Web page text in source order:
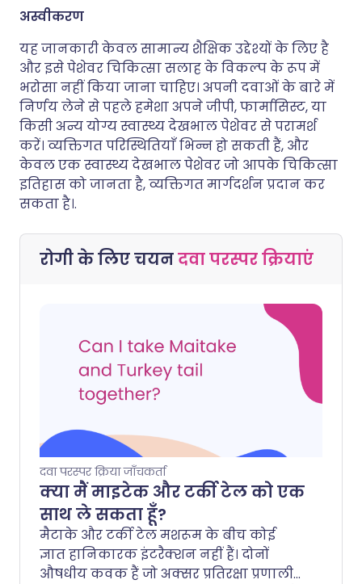
अस्वीकरण
यह जानकारी केवल सामान्य शैक्षिक उद्देश्यों के लिए है
और इसे पेशेवर चिकित्सा सलाह के विकल्प के रूप में
भरोसा नहीं किया जाना चाहिए। अपनी दवाओं के बारे में
निर्णय लेने से पहले हमेशा अपने जीपी, फार्मासिस्ट, या
किसी अन्य योग्य स्वास्थ्य देखभाल पेशेवर से परामर्श
करें। व्यक्तिगत परिस्थितियाँ भिन्न हो सकती हैं, और
केवल एक स्वास्थ्य देखभाल पेशेवर जो आपके चिकित्सा
इतिहास को जानता है, व्यक्तिगत मार्गदर्शन प्रदान कर
सकता है।.
रोगी के लिए चयनदवा परस्पर क्रियाएं
दवा परस्पर क्रिया जाँचकर्ता
क्या मैं माइटेक और टर्की टेल को एक
साथ ले सकता हूँ?
मैटाके और टर्की टेल मशरूम के बीच कोई
ज्ञात हानिकारक इंटरैक्शन नहीं हैं। दोनों
औषधीय कवक हैं जो अक्सर प्रतिरक्षा प्रणाली